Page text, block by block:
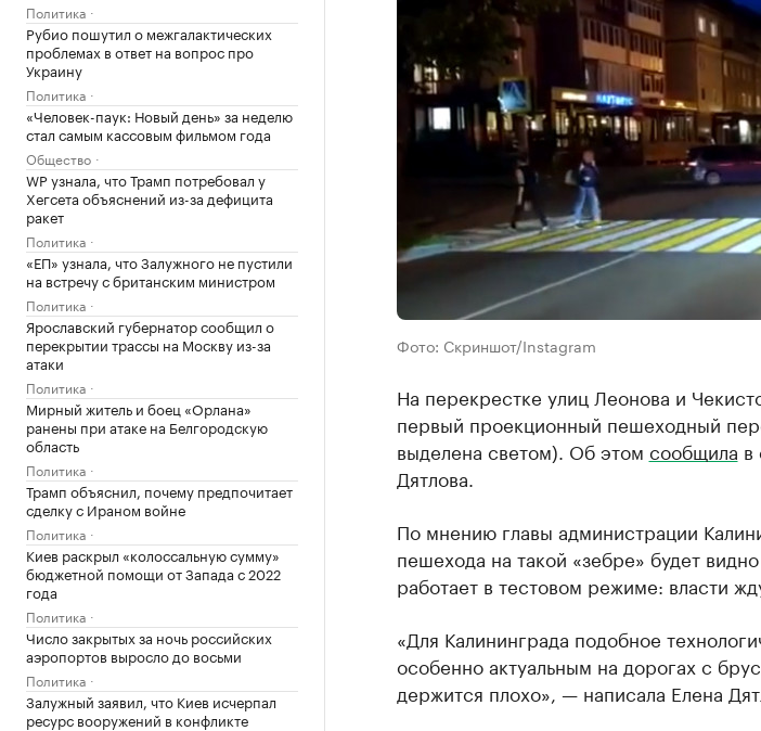
Политика
Рубио пошутил о межгалактических
проблемах в ответ на вопрос про
Украину
Политика
«Человек-паук: Новый день» за неделю
стал самым кассовым фильмом года
Общество
WP узнала, что Трамп потребовал у
Хегсета объяснений из-за дефицита
ракет
Политика
«ЕП» узнала, что Залужного не пустили
на встречу с британским министром
Политика
Ярославский губернатор сообщил о
перекрытии трассы на Москву из-за
атаки
Политика
Мирный житель и боец «Орлана»
ранены при атаке на Белгородскую
область
Политика
Трамп объяснил, почему предпочитает
сделку с Ираном войне
Политика
Киев раскрыл «колоссальную сумму»
бюджетной помощи от Запада с 2022
года
Политика
Число закрытых за ночь российских
аэропортов выросло до восьми
Политика
Залужный заявил, что Киев исчерпал
ресурс вооружений в конфликте
Фото: Скриншот/Instagram
На перекрестке улиц Леонова и
первый проекционный пешеходный
выделена светом). Об этом сообщила в
Дятлова.
По мнению главы администрации
пешехода на такой «зебре» будет
работает в тестовом режиме: власти
«Для Калининграда подобное
особенно актуальным на дорогах с
держится плохо», — написала Елена